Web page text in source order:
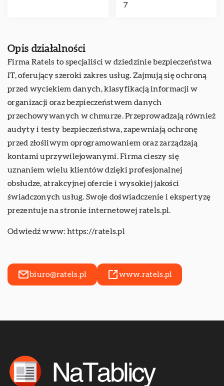
7
Opis działalności
Firma Ratels to specjaliści w dziedzinie bezpieczeństwa
IT, oferujący szeroki zakres usług. Zajmują się ochroną
przed wyciekiem danych, klasyfikacją informacji w
organizacji oraz bezpieczeństwem danych
przechowywanych w chmurze. Przeprowadzają również
audyty i testy bezpieczeństwa, zapewniają ochronę
przed złośliwym oprogramowaniem oraz zarządzają
kontami uprzywilejowanymi. Firma cieszy się
uznaniem wielu klientów dzięki profesjonalnej
obsłudze, atrakcyjnej ofercie i wysokiej jakości
świadczonych usług. Swoje doświadczenie i ekspertyzę
prezentuje na stronie internetowej ratels.pl.
Odwiedź www: https://ratels.pl
biuro@ratels.pl www.ratels.pl